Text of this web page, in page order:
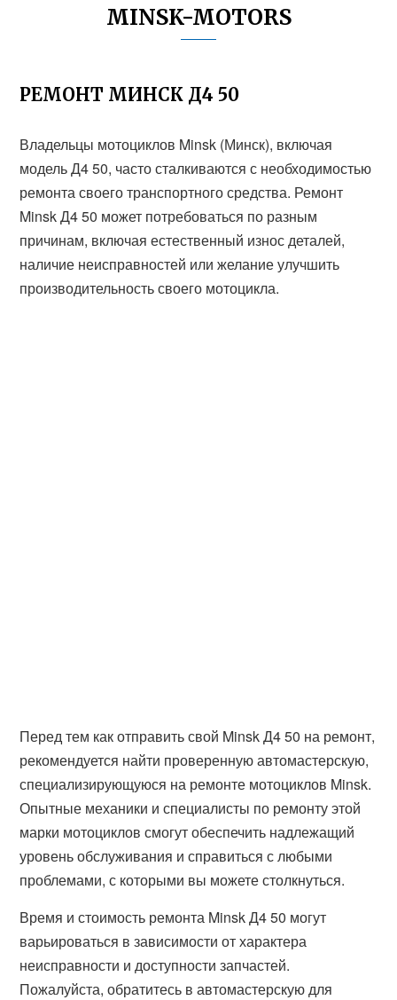
MINSK-MOTORS
РЕМОНТ МИНСК Д4 50
Владельцы мотоциклов Minsk (Минск), включая
модель Д4 50, часто сталкиваются с необходимостью
ремонта своего транспортного средства. Ремонт
Minsk Д4 50 может потребоваться по разным
причинам, включая естественный износ деталей,
наличие неисправностей или желание улучшить
производительность своего мотоцикла.
Перед тем как отправить свой Minsk Д4 50 на ремонт,
рекомендуется найти проверенную автомастерскую,
специализирующуюся на ремонте мотоциклов Minsk.
Опытные механики и специалисты по ремонту этой
марки мотоциклов смогут обеспечить надлежащий
уровень обслуживания и справиться с любыми
проблемами, с которыми вы можете столкнуться.
Время и стоимость ремонта Minsk Д4 50 могут
варьироваться в зависимости от характера
неисправности и доступности запчастей.
Пожалуйста, обратитесь в автомастерскую для